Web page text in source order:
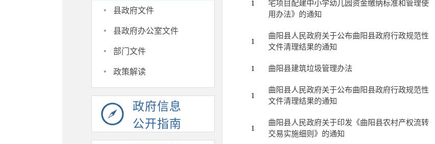
· 县政府文件
· 县政府办公室文件
· 部门文件
· 政策解读
政府信息
公开指南
1
宅项目配建中小学幼儿园资金缴纳标准和管理使
用办法》的通知
1
曲阳县人民政府关于公布曲阳县政府行政规范性
文件清理结果的通知
1 曲阳县建筑垃圾管理办法
1
曲阳县人民政府关于公布曲阳县政府行政规范性
文件清理结果的通知
1
曲阳县人民政府关于印发《曲阳县农村产权流转
交易实施细则》的通知